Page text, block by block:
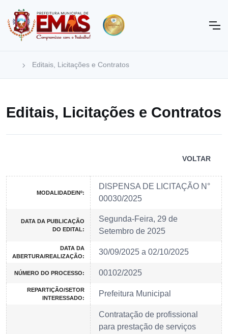
Editais, Licitações e Contratos
Editais, Licitações e Contratos
VOLTAR
MODALIDADE/Nº:
DISPENSA DE LICITAÇÃO N°
00030/2025
DATA DA PUBLICAÇÃO
DO EDITAL:
Segunda-Feira, 29 de
Setembro de 2025
DATA DA
ABERTURA/REALIZAÇÃO:
30/09/2025 a 02/10/2025
NÚMERO DO PROCESSO: 00102/2025
REPARTIÇÃO/SETOR
INTERESSADO:
Prefeitura Municipal
Contratação de profissional
para prestação de serviços